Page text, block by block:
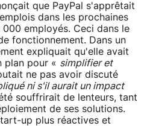
que PayPal s'apprêtait
dans les prochaines
000 employés. Ceci dans le
fonctionnement. Dans un
expliquait qu'elle avait
plan pour « simplifier et
ne pas avoir discuté
ni s'il aurait un impact
souffrirait de lenteurs, tant
de ses solutions.
up plus réactives et